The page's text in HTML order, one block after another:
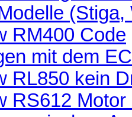
(Stiga,
RM400 Code
mit dem
RL850 kein
RS612